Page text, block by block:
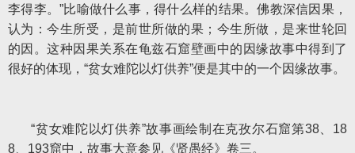
李得李。”比喻做什么事，得什么样的结果。佛教深信因果，
认为：今生所受，是前世所做的果；今生所做，是来世轮回
的因。这种因果关系在龟兹石窟壁画中的因缘故事中得到了
很好的体现，“贫女难陀以灯供养”便是其中的一个因缘故事。
“贫女难陀以灯供养”故事画绘制在克孜尔石窟第38、18
8、193窟中，故事大意参见《贤愚经》卷三。